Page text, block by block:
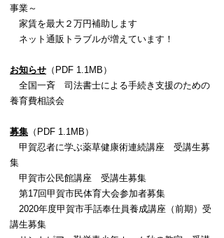
事業～
家賃を最大２万円補助します
ネット通販トラブルが増えています！
お知らせ （PDF 1.1MB）
全国一斉 司法書士による手続き支援のための
養育費相談会
募集 （PDF 1.1MB）
甲賀忍者に学ぶ薬草健康術連続講座 受講生募
集
甲賀市公民館講座 受講生募集
第17回甲賀市民体育大会参加者募集
2020年度甲賀市手話奉仕員養成講座（前期）受
講生募集